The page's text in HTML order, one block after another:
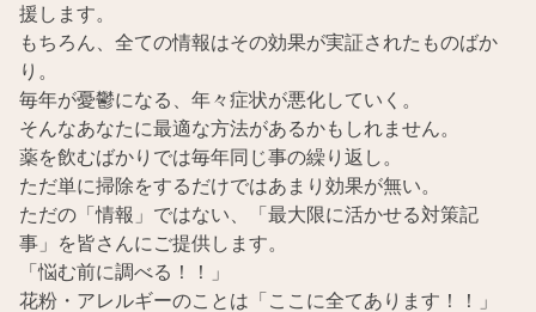
援します。
もちろん、全ての情報はその効果が実証されたものばか
り。
毎年が憂鬱になる、年々症状が悪化していく。
そんなあなたに最適な方法があるかもしれません。
薬を飲むばかりでは毎年同じ事の繰り返し。
ただ単に掃除をするだけではあまり効果が無い。
ただの「情報」ではない、「最大限に活かせる対策記
事」を皆さんにご提供します。
「悩む前に調べる！！」
花粉・アレルギーのことは「ここに全てあります！！」